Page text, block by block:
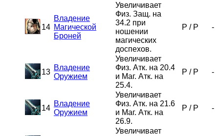
14
Владение
Магической
Броней
Увеличивает
Физ. Защ. на
34.2 при
ношении
магических
доспехов.
P / P -
13
Владение
Оружием
Увеличивает
Физ. Атк. на 20.4
и Маг. Атк. на
25.4.
P / P -
14
Владение
Оружием
Увеличивает
Физ. Атк. на 21.6
и Маг. Атк. на
26.9.
P / P -
Увеличивает